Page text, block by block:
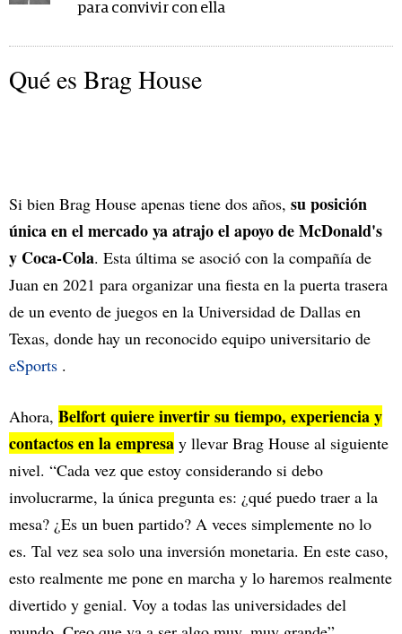
para convivir con ella
Qué es Brag House
Si bien Brag House apenas tiene dos años, su posición
única en el mercado ya atrajo el apoyo de McDonald's
y Coca-Cola. Esta última se asoció con la compañía de
Juan en 2021 para organizar una fiesta en la puerta trasera
de un evento de juegos en la Universidad de Dallas en
Texas, donde hay un reconocido equipo universitario de
eSports .
Ahora, Belfort quiere invertir su tiempo, experiencia y
contactos en la empresa y llevar Brag House al siguiente
nivel. “Cada vez que estoy considerando si debo
involucrarme, la única pregunta es: ¿qué puedo traer a la
mesa? ¿Es un buen partido? A veces simplemente no lo
es. Tal vez sea solo una inversión monetaria. En este caso,
esto realmente me pone en marcha y lo haremos realmente
divertido y genial. Voy a todas las universidades del